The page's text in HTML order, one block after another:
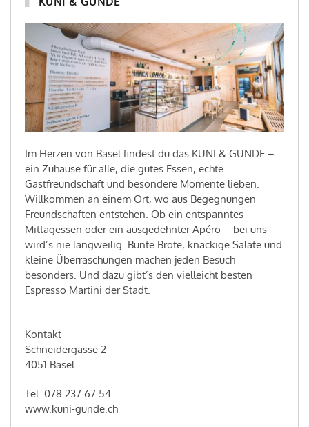
Im Herzen von Basel findest du das KUNI & GUNDE –
ein Zuhause für alle, die gutes Essen, echte
Gastfreundschaft und besondere Momente lieben.
Willkommen an einem Ort, wo aus Begegnungen
Freundschaften entstehen. Ob ein entspanntes
Mittagessen oder ein ausgedehnter Apéro – bei uns
wird’s nie langweilig. Bunte Brote, knackige Salate und
kleine Überraschungen machen jeden Besuch
besonders. Und dazu gibt’s den vielleicht besten
Espresso Martini der Stadt.
Kontakt
Schneidergasse 2
4051 Basel
Tel. 078 237 67 54
www.kuni-gunde.ch